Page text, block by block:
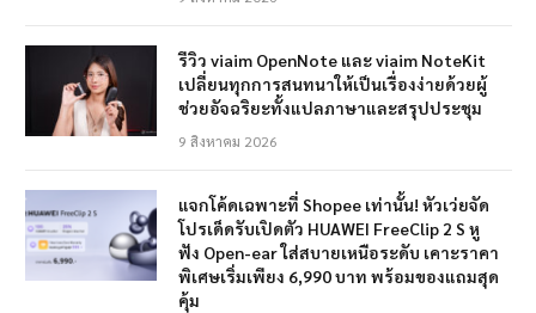
รีวิว viaim OpenNote และ viaim NoteKit
เปลี่ยนทุกการสนทนาให้เป็นเรื่องง่ายด้วยผู้
ช่วยอัจฉริยะทั้งแปลภาษาและสรุปประชุม
9 สิงหาคม 2026
แจกโค้ดเฉพาะที่ Shopee เท่านั้น! หัวเว่ยจัด
โปรเด็ดรับเปิดตัว HUAWEI FreeClip 2 S หู
ฟัง Open-ear ใส่สบายเหนือระดับ เคาะราคา
พิเศษเริ่มเพียง 6,990 บาท พร้อมของแถมสุด
คุ้ม